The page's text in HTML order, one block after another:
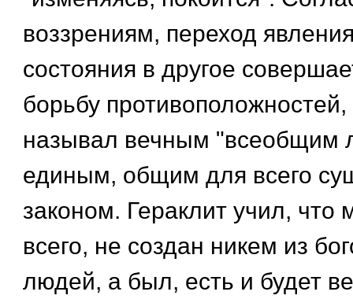
воззрениям, переход
состояния в другое
борьбу
называл вечным "всеобщим
единым, общим для всего
законом. Гераклит учил, что
всего, не создан никем из
людей, а был, есть и будет